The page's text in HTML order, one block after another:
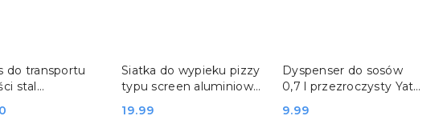
do transportu
stal
DO KOSZYKA
Siatka do wypieku pizzy
typu screen aluminiowa
Cena:
19.99
DO KOSZYKA
Dyspenser do sosów
0,7 l przezroczysty Yato
Cena:
9.99
DO KOSZYKA